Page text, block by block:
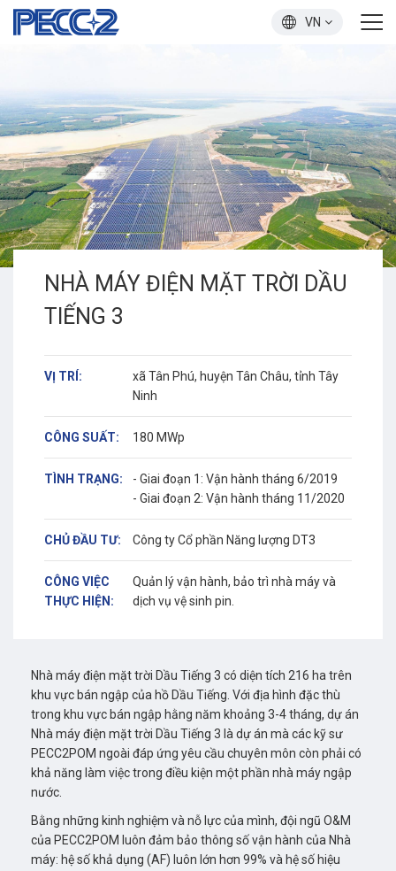
VN
NHÀ MÁY ĐIỆN MẶT TRỜI DẦU
TIẾNG 3
VỊ TRÍ:
xã Tân Phú, huyện Tân Châu, tỉnh Tây
Ninh
CÔNG SUẤT: 180 MWp
TÌNH TRẠNG:
- Giai đoạn 1: Vận hành tháng 6/2019
- Giai đoạn 2: Vận hành tháng 11/2020
CHỦ ĐẦU TƯ: Công ty Cổ phần Năng lượng DT3
CÔNG VIỆC
THỰC HIỆN:
Quản lý vận hành, bảo trì nhà máy và
dịch vụ vệ sinh pin.
Nhà máy điện mặt trời Dầu Tiếng 3 có diện tích 216 ha trên
khu vực bán ngập của hồ Dầu Tiếng. Với địa hình đặc thù
trong khu vực bán ngập hằng năm khoảng 3-4 tháng, dự án
Nhà máy điện mặt trời Dầu Tiếng 3 là dự án mà các kỹ sư
PECC2POM ngoài đáp ứng yêu cầu chuyên môn còn phải có
khả năng làm việc trong điều kiện một phần nhà máy ngập
nước.
Bằng những kinh nghiệm và nỗ lực của mình, đội ngũ O&M
của PECC2POM luôn đảm bảo thông số vận hành của Nhà
máy: hệ số khả dụng (AF) luôn lớn hơn 99% và hệ số hiệu